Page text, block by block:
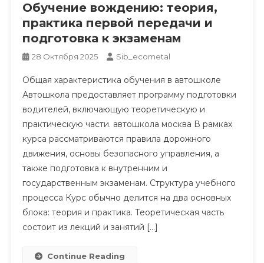
Обучение вождению: теория,
практика первой передачи и
подготовка к экзаменам
28 Октября 2025 Sib_ecometal
Общая характеристика обучения в автошколе
Автошкола предоставляет программу подготовки
водителей, включающую теоретическую и
практическую части. автошкола москва В рамках
курса рассматриваются правила дорожного
движения, основы безопасного управления, а
также подготовка к внутренним и
государственным экзаменам. Структура учебного
процесса Курс обычно делится на два основных
блока: теория и практика. Теоретическая часть
состоит из лекций и занятий […]
Continue Reading